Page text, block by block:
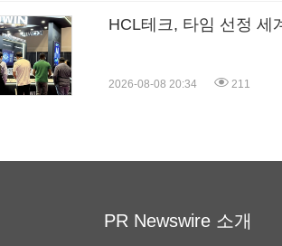
HCL테크, 타임 선정 세
2026-08-08 20:34 211
PR Newswire 소개